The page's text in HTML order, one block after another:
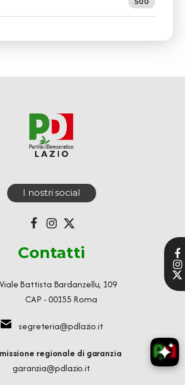
I nostri social
Contatti
Viale Battista Bardanzellu, 109
CAP - 00155 Roma
segreteria@pdlazio.it
regionale di garanzia
garanzia@pdlazio.it